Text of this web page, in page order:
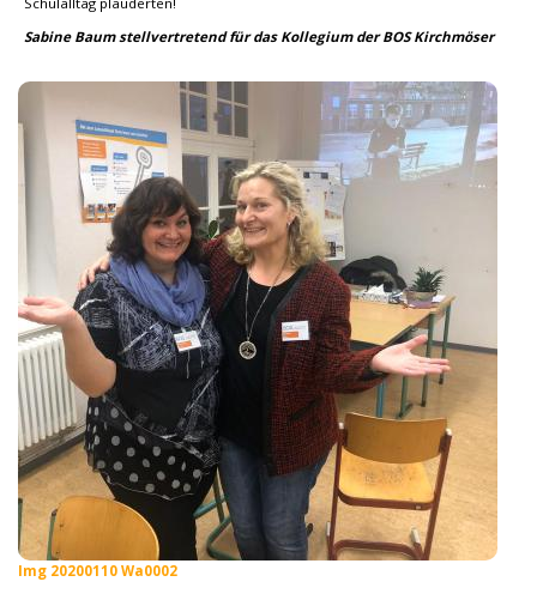
Sabine Baum stellvertretend für das Kollegium der BOS Kirchmöser
Img 20200110 Wa0002